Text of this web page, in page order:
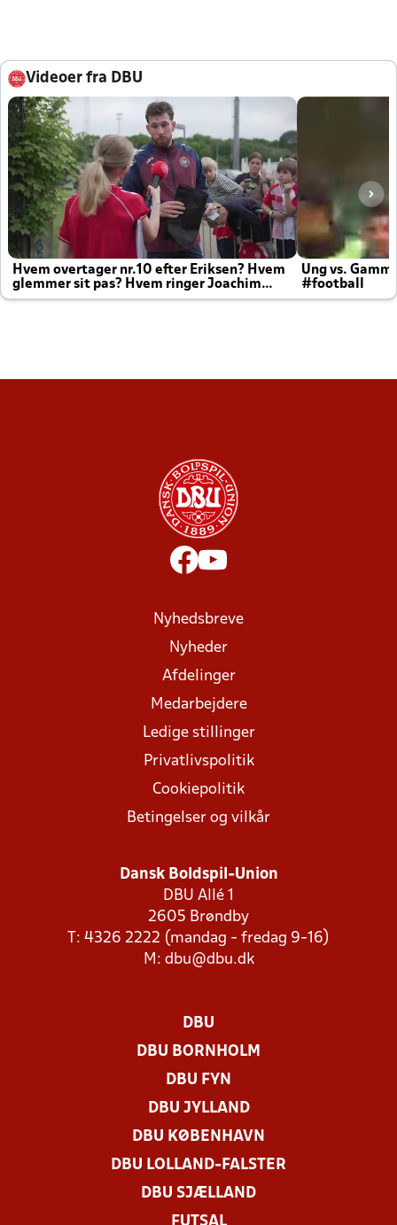
Videoer fra DBU
Hvem overtager nr.10 efter Eriksen? Hvem
glemmer sit pas? Hvem ringer Joachim
altid til efter kampe?
Ung vs.
#football
Nyhedsbreve
Nyheder
Afdelinger
Medarbejdere
Ledige stillinger
Privatlivspolitik
Cookiepolitik
Betingelser og vilkår
Dansk Boldspil-Union
DBU Allé 1
2605 Brøndby
T: 4326 2222 (mandag - fredag 9-16)
M: dbu@dbu.dk
DBU
DBU BORNHOLM
DBU FYN
DBU JYLLAND
DBU KØBENHAVN
DBU LOLLAND-FALSTER
DBU SJÆLLAND